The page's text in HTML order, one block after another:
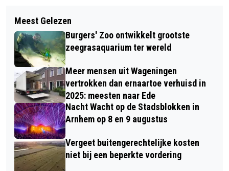
ONTMOET INCLUSIEVE WERKGEVERS
TIJDENS EMMA MEETS IN ARNHEM
START COALITIEBESPREKINGEN
GEMEENTE ZATERDAG OM 12.00
Meest Gelezen
Burgers' Zoo ontwikkelt grootste
zeegrasaquarium ter wereld
Meer mensen uit Wageningen
vertrokken dan ernaartoe verhuisd in
2025: meesten naar Ede
Nacht Wacht op de Stadsblokken in
Arnhem op 8 en 9 augustus
Vergeet buitengerechtelijke kosten
niet bij een beperkte vordering